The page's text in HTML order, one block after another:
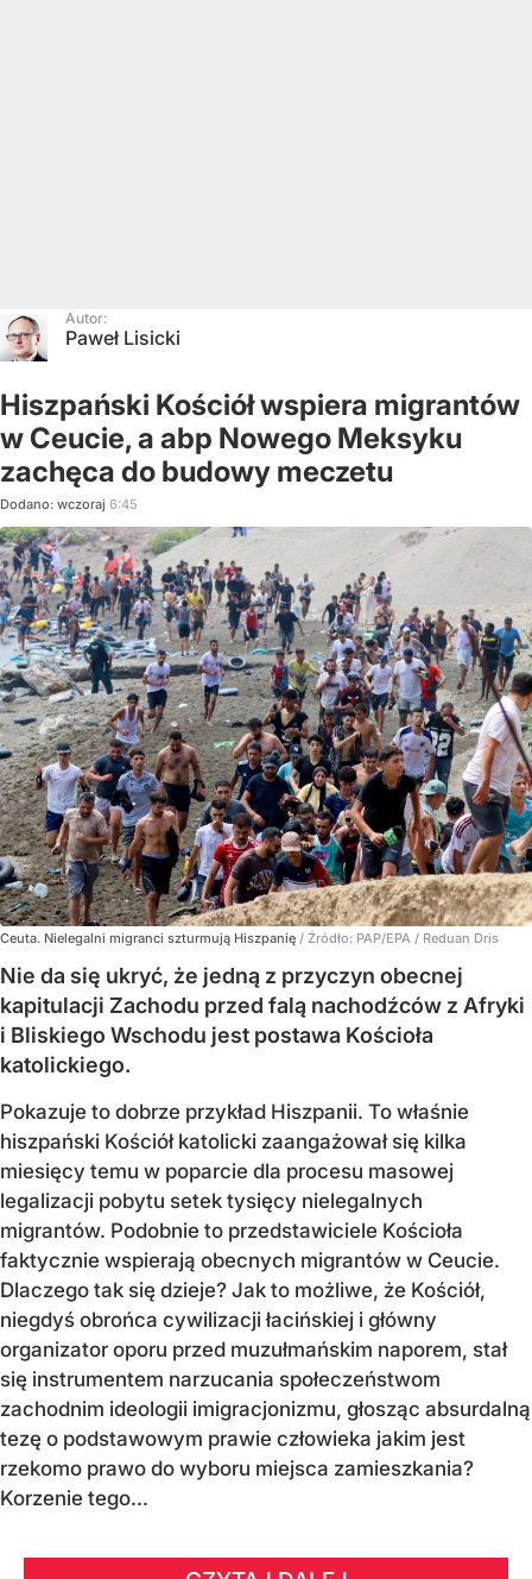
Autor:
Paweł Lisicki
Hiszpański Kościół wspiera migrantów
w Ceucie, a abp Nowego Meksyku
zachęca do budowy meczetu
Dodano: wczoraj 6:45
Ceuta. Nielegalni migranci szturmują Hiszpanię / Źródło: PAP/EPA / Reduan Dris
Nie da się ukryć, że jedną z przyczyn obecnej
kapitulacji Zachodu przed falą nachodźców z Afryki
i Bliskiego Wschodu jest postawa Kościoła
katolickiego.
Pokazuje to dobrze przykład Hiszpanii. To właśnie
hiszpański Kościół katolicki zaangażował się kilka
miesięcy temu w poparcie dla procesu masowej
legalizacji pobytu setek tysięcy nielegalnych
migrantów. Podobnie to przedstawiciele Kościoła
faktycznie wspierają obecnych migrantów w Ceucie.
Dlaczego tak się dzieje? Jak to możliwe, że Kościół,
niegdyś obrońca cywilizacji łacińskiej i główny
organizator oporu przed muzułmańskim naporem, stał
się instrumentem narzucania społeczeństwom
zachodnim ideologii imigracjonizmu, głosząc absurdalną
tezę o podstawowym prawie człowieka jakim jest
rzekomo prawo do wyboru miejsca zamieszkania?
Korzenie tego...